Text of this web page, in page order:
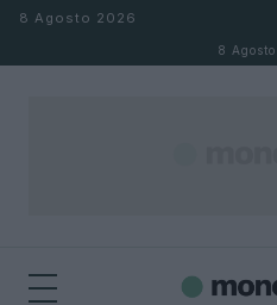
Salta al contenuto
8 Agosto 2026
8